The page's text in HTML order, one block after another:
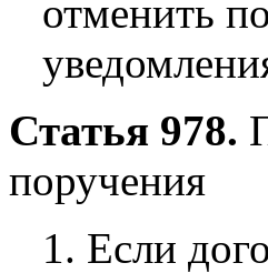
отменить
Статья 978.
поручения
1. Если